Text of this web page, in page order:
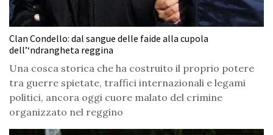
Clan Condello: dal sangue delle faide alla cupola
dell’‘ndrangheta reggina
Una cosca storica che ha costruito il proprio potere
tra guerre spietate, traffici internazionali e legami
politici, ancora oggi cuore malato del crimine
organizzato nel reggino